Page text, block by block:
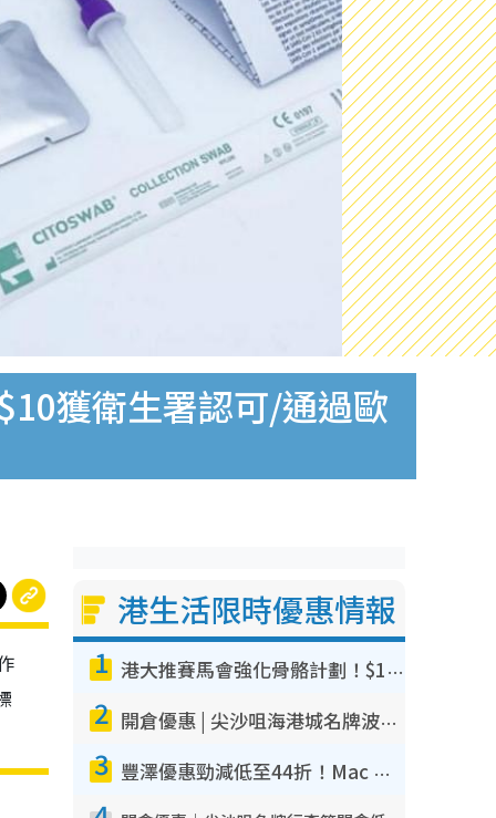
獲衛生署認可/通過歐
港生活限時優惠情報
1 港大推賽馬會強化骨骼計劃！$100骨質密度X光檢查 完成免費運動訓練送超市禮券！附參加資格
2 開倉優惠 | 尖沙咀海港城名牌波鞋開倉低至1折！On鞋$899起／Joy&Peace鞋履$98起
3 豐澤優惠勁減低至44折！Mac mini/iPhone17Pro大減價！廚房家電$220起